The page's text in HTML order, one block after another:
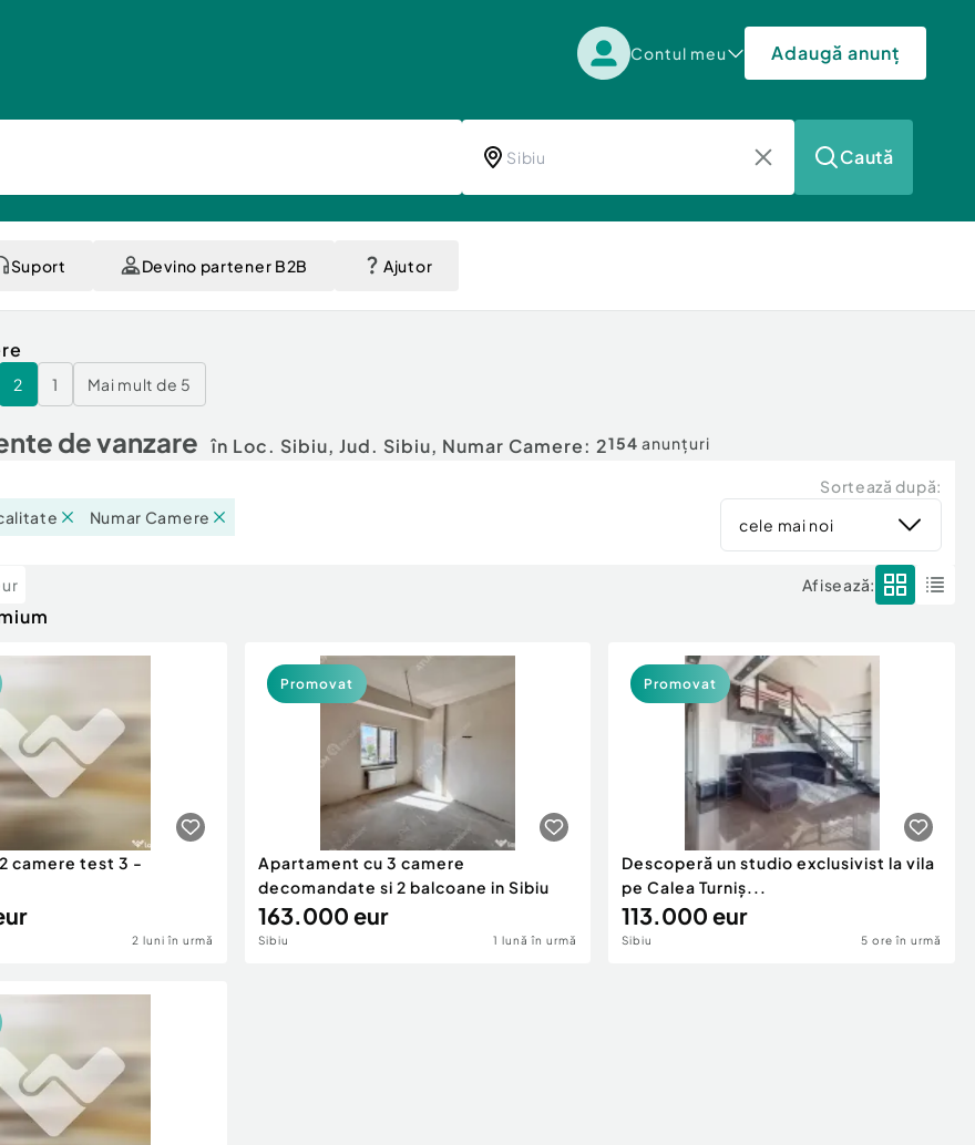
Contul meu Adaugă anunț
Caută
Suport Devino partener B2B Ajutor
2 1 Mai mult de 5
de vanzare în Loc. Sibiu, Jud. Sibiu, Numar Camere: 2154 anunțuri
Numar Camere
Sortează după:
cele mai noi
Afisează:
camere test 3 -
2 luni în urmă
Apartament cu 3 camere
decomandate si 2 balcoane in Sibiu
163.000 eur
Sibiu 1 lună în urmă
Promovat
Descoperă un studio exclusivist la vila
pe Calea Turniș...
113.000 eur
Sibiu 5 ore în urmă
Promovat